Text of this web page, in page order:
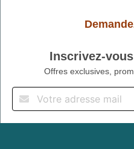
Inscrivez-
Offres exclusives,